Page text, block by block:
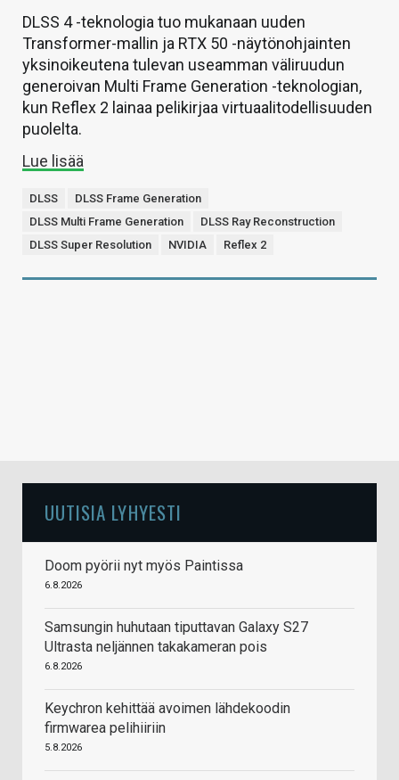
DLSS 4 -teknologia tuo mukanaan uuden
Transformer-mallin ja RTX 50 -näytönohjainten
yksinoikeutena tulevan useamman väliruudun
generoivan Multi Frame Generation -teknologian,
kun Reflex 2 lainaa pelikirjaa virtuaalitodellisuuden
puolelta.
Lue lisää
DLSS
DLSS Frame Generation
DLSS Multi Frame Generation
DLSS Ray Reconstruction
DLSS Super Resolution
NVIDIA Reflex 2
UUTISIA LYHYESTI
Doom pyörii nyt myös Paintissa
6.8.2026
Samsungin huhutaan tiputtavan Galaxy S27
Ultrasta neljännen takakameran pois
6.8.2026
Keychron kehittää avoimen lähdekoodin
firmwarea pelihiiriin
5.8.2026